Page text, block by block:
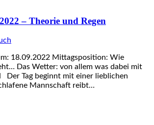
– Theorie und Regen
18.09.2022 Mittagsposition: Wie
Das Wetter: von allem was dabei mit
Der Tag beginnt mit einer lieblichen
Mannschaft reibt…